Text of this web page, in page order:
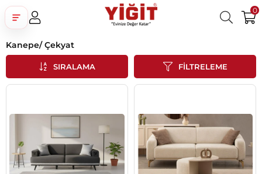
0
Üye Girişi
Google İle Bağlan
Kanepe/ Çekyat
FILTRELEME
SIRALAMA